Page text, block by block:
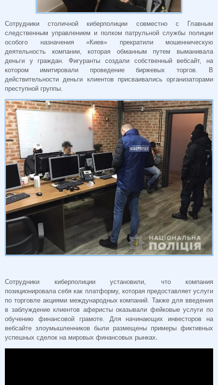
Сотрудники столичной киберполиции совместно с Главным
следственным управлением и полком патрульной службы полиции
особого назначения «Киев» прекратили мошенническую
деятельность компании, которая обманным путем выманивала
деньги у граждан. Фигуранты создали собственный вебсайт, на
котором имитировали проведение биржевых торгов. В
действительности деньги клиентов присваивались организаторами
преступной группы.
Сотрудники киберполиции установили, что компания
позиционировала себя как платформу, которая предоставляет услуги
по торговле акциями международных компаний. Также для введения
в заблуждение клиентов аферисты оказывали фейковые услуги по
обучению финансовой грамоте. Для начинающих инвесторов на
вебсайте злоумышленников были размещены примеры фиктивных
успешных сделок на мировых финансовых рынках.